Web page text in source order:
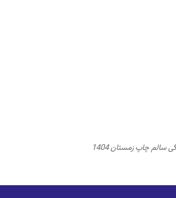
سالم چاپ زمستان 1404